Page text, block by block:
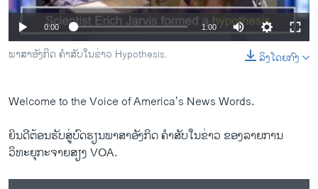
ພາສາອັງກິດ
ວີດີໂອ
ຕິດຕາມພວກເຮົາ ທີ່
0:00 1:00
ລິງໂດຍກົງ
ພາສາອັງກິດ ຄໍາສັບໃນຂ່າວ Hypothesis.
Welcome to the Voice of America’s News Words.
ຍິນດີຕ້ອນຮັບສູ່ບົດຮຽນພາສາອັງກິດ ຄໍາສັບໃນຂ່າວ ຂອງລາຍການ
ວິທະຍຸກະຈາຍສຽງ VOA.